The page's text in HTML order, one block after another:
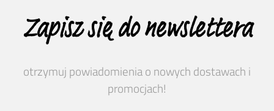
Zapisz się do newslettera
otrzymuj powiadomienia o nowych dostawach i
promocjach!